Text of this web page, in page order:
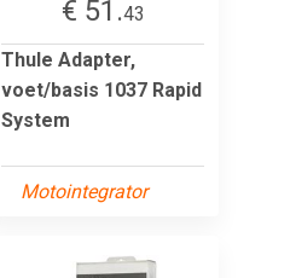
€ 51.43
Thule Adapter,
voet/basis 1037 Rapid
System
Motointegrator